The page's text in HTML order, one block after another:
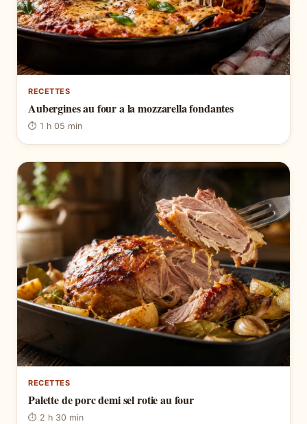
RECETTES
Aubergines au four a la mozzarella fondantes
⏱ 1 h 05 min
RECETTES
Palette de porc demi sel rotie au four
⏱ 2 h 30 min